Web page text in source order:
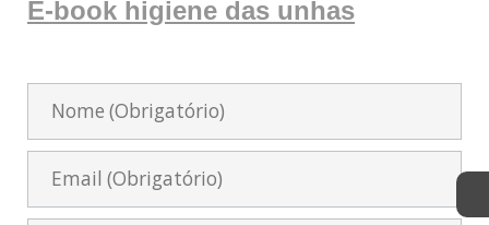
E-book higiene das unhas